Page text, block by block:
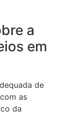
a
em
de
as
da